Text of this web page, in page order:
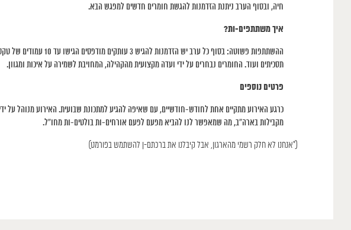
חיה, ובסוף הערב ניתנת הזדמנות להגשת חומרים חדשים למפגש הבא.
איך משתתפים-ות?
ההשתתפות פשוטה: בסוף כל
תסכיתים ועוד. החומרים נבחרים על ידי ועדה מקצועית מהקהילה, המחויבת לשמירה על איכות ומגוון.
פרטים נוספים
כרגע האירוע מתקיים אחת לחודש-חודשיים, עם שאיפה להגיע למתכונת שבועית. האירוע מנוהל על
מקבילות בארה”ב, מה שמאפשר לנו להביא מפעם לפעם אורחים-ות בולטים-ות מחו”ל.
(*אנחנו לא חלק רשמי מהארגון, אבל קיבלנו את ברכתם-ן להשתמש בפורמט)